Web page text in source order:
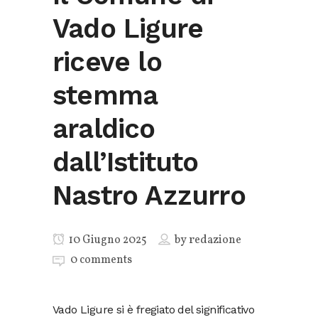
Vado Ligure
riceve lo
stemma
araldico
dall’Istituto
Nastro Azzurro
10 Giugno 2025 byredazione
0 comments
Vado Ligure si è fregiato del significativo